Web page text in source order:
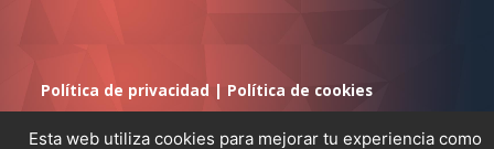
Política de privacidad | Política de cookies
Esta web utiliza cookies para mejorar tu experiencia como